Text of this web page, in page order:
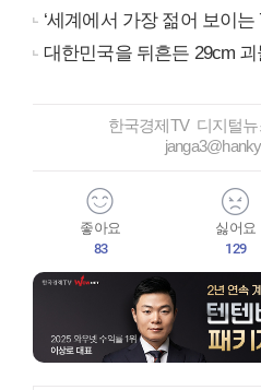
‘세계에서 가장 젊어 보이
대한민국을 뒤흔든 29cm
한국경제TV 디지털
좋아요
83
싫어요
129